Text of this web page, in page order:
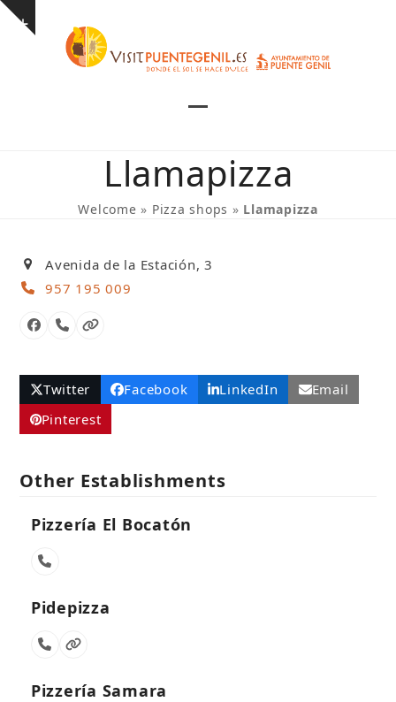
Skip
Show
mobile
menu
mobile
menu
Llamapizza
Welcome » Pizza shops » Llamapizza
Avenida de la Estación, 3
957 195 009
Facebook
PhoneWebsite
Twitter Facebook LinkedIn
Email
Pinterest
Other Establishments
Pizzería El Bocatón
Phone
Pidepizza
PhoneWebsite
Pizzería Samara